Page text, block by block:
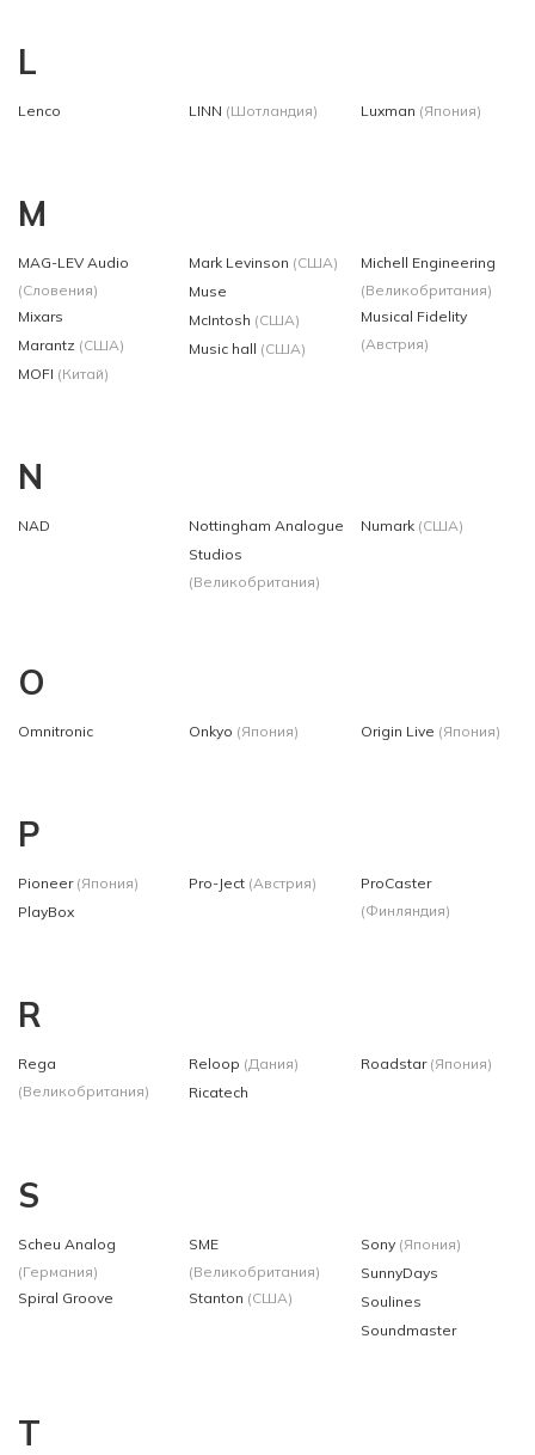
L
Lenco LINN (Шотландия) Luxman (Япония)
M
MAG-LEV Audio
(Словения)
Mixars
Marantz (США)
MOFI (Китай)
Mark Levinson (США)
Muse
McIntosh (США)
Music hall (США)
Michell Engineering
(Великобритания)
Musical Fidelity
(Австрия)
N
NAD
Nottingham Analogue
Studios
(Великобритания)
Numark (США)
O
Omnitronic Onkyo (Япония) Origin Live (Япония)
P
Pioneer (Япония)
PlayBox
Pro-Ject (Австрия)
ProCaster
(Финляндия)
R
Rega
(Великобритания)
Reloop (Дания)
Ricatech
Roadstar (Япония)
S
Scheu Analog
(Германия)
Spiral Groove
SME
(Великобритания)
Stanton (США)
Sony (Япония)
SunnyDays
Soulines
Soundmaster
T